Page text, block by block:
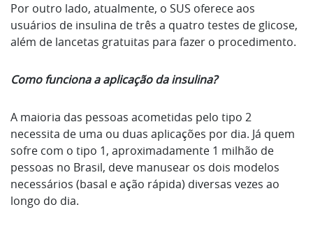
Por outro lado, atualmente, o SUS oferece aos
usuários de insulina de três a quatro testes de glicose,
além de lancetas gratuitas para fazer o procedimento.
Como funciona a aplicação da insulina?
A maioria das pessoas acometidas pelo tipo 2
necessita de uma ou duas aplicações por dia. Já quem
sofre com o tipo 1, aproximadamente 1 milhão de
pessoas no Brasil, deve manusear os dois modelos
necessários (basal e ação rápida) diversas vezes ao
longo do dia.